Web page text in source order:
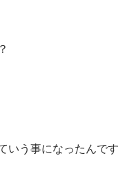
いう事になったんです